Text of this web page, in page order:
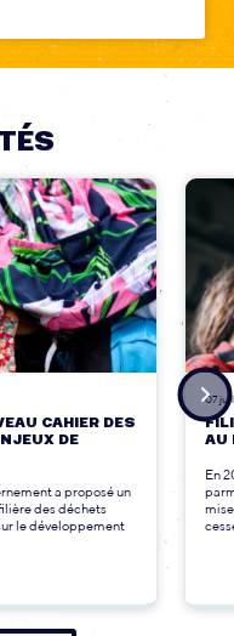
CAHIER DES
DE
a proposé un
des déchets
le développement
07
AU
En